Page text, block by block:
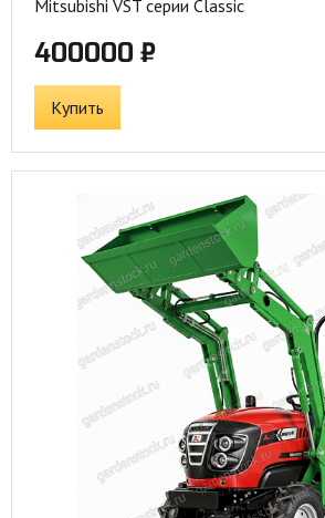
Mitsubishi VST серии Classic
400000 ₽
Купить